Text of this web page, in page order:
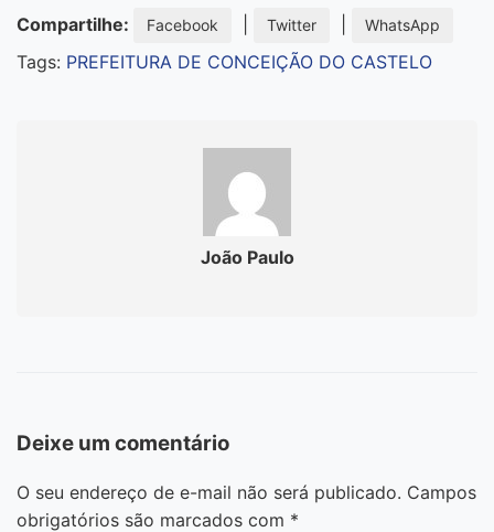
Compartilhe: Facebook Twitter WhatsApp
Tags: PREFEITURA DE CONCEIÇÃO DO CASTELO
João Paulo
Deixe um comentário
O seu endereço de e-mail não será publicado. Campos
obrigatórios são marcados com *